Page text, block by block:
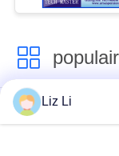
De Schok van de
luchtopschorting
Liz Li